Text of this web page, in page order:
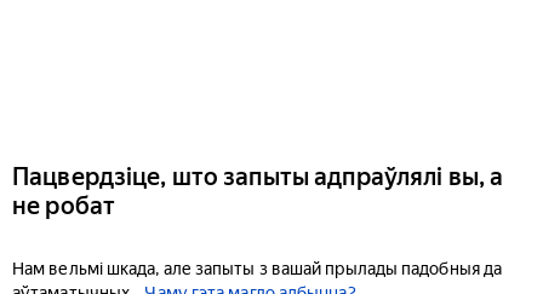
Пацвердзіце, што запыты адпраўлялі вы, а
не робат
Нам вельмі шкада, але запыты з вашай прылады падобныя да